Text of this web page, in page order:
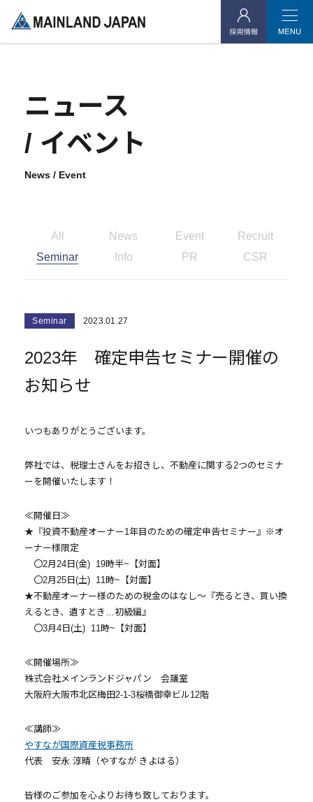
企業情報
- アクセス
投資用不動産事業
- マンション経営をお考えの方へ
- メインランドグループの強み
- メインステージシリーズ
- RE:MAIN
- リノベーション物件一覧
- リノベーション物件お問い合わせ
採用情報
- 採用情報トップ
- 新卒採用
- 記事一覧
ニュース
/ イベント
News / Event
All News Event
Recruit
Seminar
Info PR CSR
Seminar 2023.01.27
2023年 確定申告セミナー開催の
お知らせ
いつもありがとうございます。
弊社では、税理士さんをお招きし、不動産に関する2つのセミナ
ーを開催いたします！
≪開催日≫
★『投資不動産オーナー1年目のための確定申告セミナー』※オ
ーナー様限定
〇2月24日(金) 19時半~【対面】
〇2月25日(土) 11時~【対面】
★不動産オーナー様のための税金のはなし～『売るとき、買い換
えるとき、遺すとき…初級編』
〇3月4日(土) 11時~【対面】
≪開催場所≫
株式会社メインランドジャパン 会議室
大阪府大阪市北区梅田2-1-3桜橋御幸ビル12階
≪講師≫
やすなが国際資産税事務所
代表 安永 淳晴（やすなが きよはる）
皆様のご参加を心よりお待ち致しております。